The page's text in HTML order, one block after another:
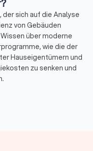
der sich auf die Analyse
von Gebäuden
über moderne
wie die der
Hauseigentümern und
zu senken und